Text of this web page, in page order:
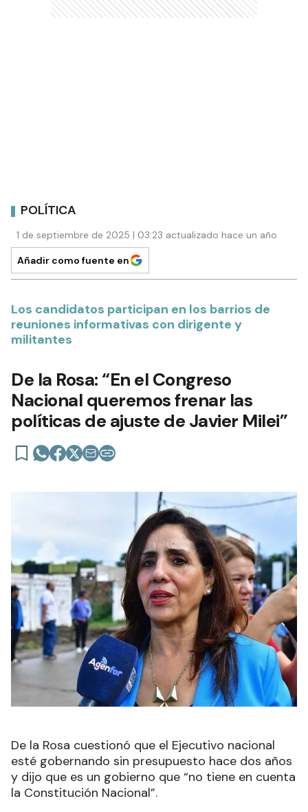
POLÍTICA
1 de septiembre de 2025 | 03:23 actualizado hace un año
Añadir como fuente en
Los candidatos participan en los barrios de
reuniones informativas con dirigente y
militantes
De la Rosa: “En el Congreso
Nacional queremos frenar las
políticas de ajuste de Javier Milei”
De la Rosa cuestionó que el Ejecutivo nacional
esté gobernando sin presupuesto hace dos años
y dijo que es un gobierno que “no tiene en cuenta
la Constitución Nacional”.